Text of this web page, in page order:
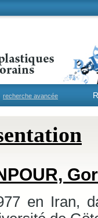
recherche avancée
en Iran,